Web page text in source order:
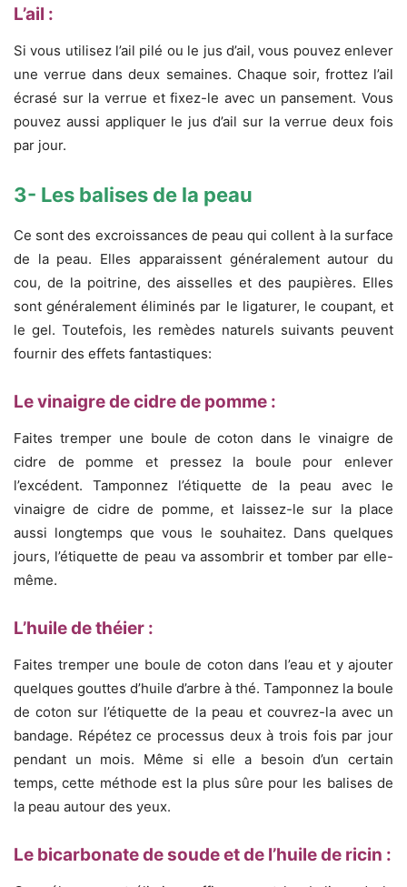
L’ail :
Si vous utilisez l’ail pilé ou le jus d’ail, vous pouvez enlever
une verrue dans deux semaines. Chaque soir, frottez l’ail
écrasé sur la verrue et fixez-le avec un pansement. Vous
pouvez aussi appliquer le jus d’ail sur la verrue deux fois
par jour.
3- Les balises de la peau
Ce sont des excroissances de peau qui collent à la surface
de la peau. Elles apparaissent généralement autour du
cou, de la poitrine, des aisselles et des paupières. Elles
sont généralement éliminés par le ligaturer, le coupant, et
le gel. Toutefois, les remèdes naturels suivants peuvent
fournir des effets fantastiques:
Le vinaigre de cidre de pomme :
Faites tremper une boule de coton dans le vinaigre de
cidre de pomme et pressez la boule pour enlever
l’excédent. Tamponnez l’étiquette de la peau avec le
vinaigre de cidre de pomme, et laissez-le sur la place
aussi longtemps que vous le souhaitez. Dans quelques
jours, l’étiquette de peau va assombrir et tomber par elle-
même.
L’huile de théier :
Faites tremper une boule de coton dans l’eau et y ajouter
quelques gouttes d’huile d’arbre à thé. Tamponnez la boule
de coton sur l’étiquette de la peau et couvrez-la avec un
bandage. Répétez ce processus deux à trois fois par jour
pendant un mois. Même si elle a besoin d’un certain
temps, cette méthode est la plus sûre pour les balises de
la peau autour des yeux.
Le bicarbonate de soude et de l’huile de ricin :